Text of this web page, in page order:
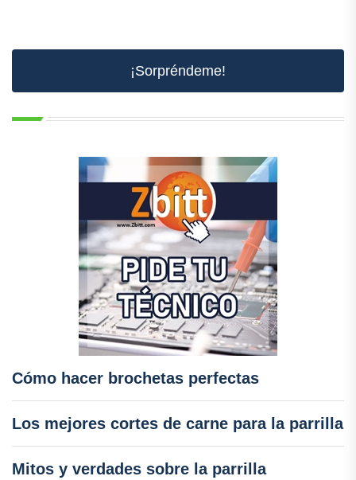
¡Sorpréndeme!
Cómo hacer brochetas perfectas
Los mejores cortes de carne para la parrilla
Mitos y verdades sobre la parrilla